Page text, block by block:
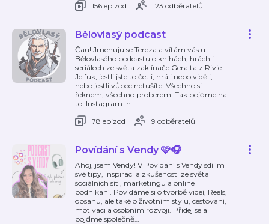
156 epizod
123 odběratelů
Bělovlasý podcast
Čau! Jmenuju se Tereza a vítám vás u
Bělovlasého podcastu o knihách, hrách i
seriálech ze světa zaklínače Geralta z Rivie.
Je fuk, jestli jste to četli, hráli nebo viděli,
nebo jestli vůbec netušíte. Všechno si
řeknem, všechno proberem. Tak pojďme na
to! Instagram: h…
78 epizod
9 odběratelů
Povídání s Vendy 🩷🎧
Ahoj, jsem Vendy! V Povídání s Vendy sdílím
své tipy, inspiraci a zkušenosti ze světa
sociálních sítí, marketingu a online
podnikání. Povídáme si o tvorbě videí, Reels,
obsahu, ale také o životním stylu, cestování,
motivaci a osobním rozvoji. Přidej se a
pojďme společně…